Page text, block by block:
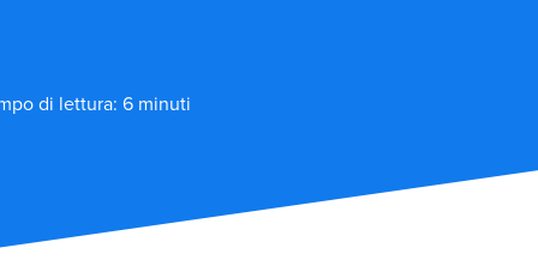
di lettura: 6 minuti